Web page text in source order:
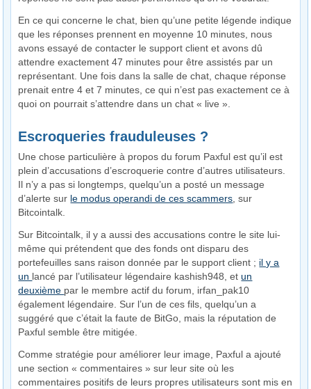
En ce qui concerne le chat, bien qu’une petite légende indique
que les réponses prennent en moyenne 10 minutes, nous
avons essayé de contacter le support client et avons dû
attendre exactement 47 minutes pour être assistés par un
représentant. Une fois dans la salle de chat, chaque réponse
prenait entre 4 et 7 minutes, ce qui n’est pas exactement ce à
quoi on pourrait s’attendre dans un chat « live ».
Escroqueries frauduleuses ?
Une chose particulière à propos du forum Paxful est qu’il est
plein d’accusations d’escroquerie contre d’autres utilisateurs.
Il n’y a pas si longtemps, quelqu’un a posté un message
d’alerte sur le modus operandi de ces scammers , sur
Bitcointalk.
Sur Bitcointalk, il y a aussi des accusations contre le site lui-
même qui prétendent que des fonds ont disparu des
portefeuilles sans raison donnée par le support client ; il y a
un lancé par l’utilisateur légendaire kashish948, et un
deuxième par le membre actif du forum, irfan_pak10
également légendaire. Sur l’un de ces fils, quelqu’un a
suggéré que c’était la faute de BitGo, mais la réputation de
Paxful semble être mitigée.
Comme stratégie pour améliorer leur image, Paxful a ajouté
une section « commentaires » sur leur site où les
commentaires positifs de leurs propres utilisateurs sont mis en